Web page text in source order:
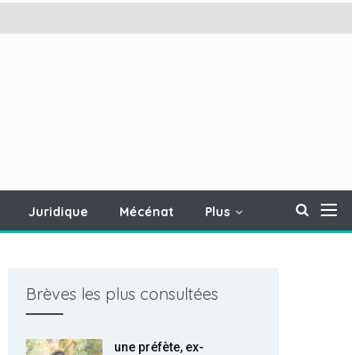
Juridique Mécénat Plus
Brèves les plus consultées
une préfète, ex-